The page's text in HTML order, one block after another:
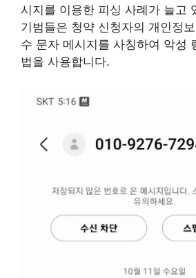
시지를 이용한 피싱 사례가 늘고
기범들은 청약 신청자의 개인정
수 문자 메시지를 사칭하여 악성
법을 사용합니다.